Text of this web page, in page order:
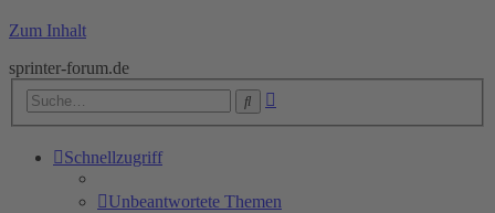
Zum Inhalt
sprinter-forum.de
Suche
Schnellzugriff
Unbeantwortete Themen